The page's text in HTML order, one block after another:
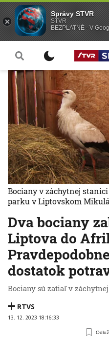
Dva bociany
Liptova do
dostatok
Bociany sú zatiaľ v
RTVS
13. 12. 2023 18:16:33
Bociany v záchytnej
parku v Liptovskom
Správy STVR
STVR
BEZPLATNÉ - V